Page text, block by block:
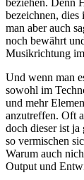
beziehen. Denn
bezeichnen, dies
man aber auch
noch bewährt
Musikrichtung
Und wenn man
sowohl im
und mehr
anzutreffen. Oft
doch dieser ist
so vermischen
Warum auch
Output und